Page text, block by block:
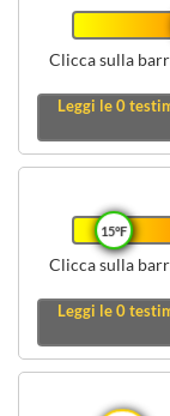
Clicca sulla
Leggi le0
15°F
Clicca sulla
Leggi le0